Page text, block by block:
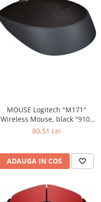
MOUSE Logitech "M171"
Wireless Mouse, black "910-
80,51 Lei
ADAUGA IN COS